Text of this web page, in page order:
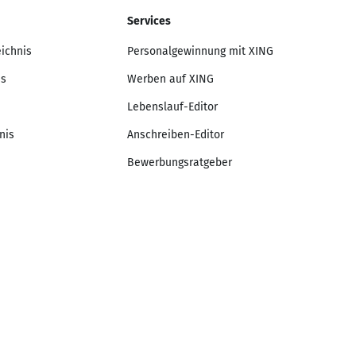
Services
Personalgewinnung mit XING
Werben auf XING
Lebenslauf-Editor
Anschreiben-Editor
Bewerbungsratgeber